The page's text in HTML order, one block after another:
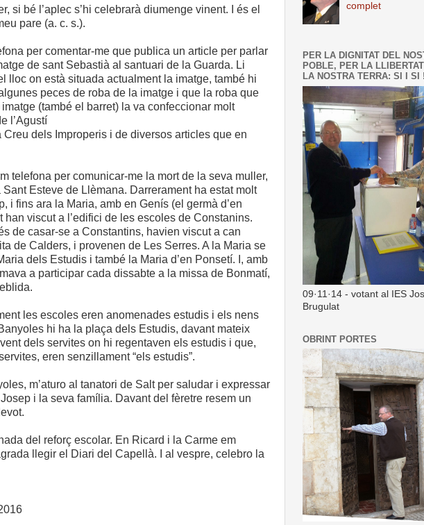
si bé l’aplec s’hi celebrarà diumenge vinent. I és el
pare (a. c. s.).
per comentar-me que publica un article per parlar
de sant Sebastià al santuari de la Guarda. Li
lloc on està situada actualment la imatge, també hi
peces de roba de la imatge i que la roba que
imatge (també el barret) la va confeccionar molt
l’Agustí
Creu dels Improperis i de diversos articles que en
telefona per comunicar-me la mort de la seva muller,
Sant Esteve de Llèmana. Darrerament ha estat molt
i fins ara la Maria, amb en Genís (el germà d’en
han viscut a l’edifici de les escoles de Constanins.
de casar-se a Constantins, havien viscut a can
de Calders, i provenen de Les Serres. A la Maria se
dels Estudis i també la Maria d’en Ponsetí. I, amb
a participar cada dissabte a la missa de Bonmatí,
les escoles eren anomenades estudis i els nens
hi ha la plaça dels Estudis, davant mateix
dels servites on hi regentaven els estudis i que,
eren senzillament “els estudis”.
m’aturo al tanatori de Salt per saludar i expressar
i la seva família. Davant del fèretre resem un
del reforç escolar. En Ricard i la Carme em
llegir el Diari del Capellà. I al vespre, celebro la
complet
PER LA DIGNITAT DEL
POBLE, PER LA
LA NOSTRA TERRA: SI I SI
09·11·14 - votant al IES
Brugulat
OBRINT PORTES